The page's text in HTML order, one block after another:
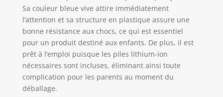
des photos en mode
portrait, paysage ou
selfie via le double
objectif. Ajoute
filtres et cadres,
puis personnalise
tes impressions
Sa couleur bleue vive attire immédiatement
l’attention et sa structure en plastique assure une
bonne résistance aux chocs, ce qui est essentiel
pour un produit destiné aux enfants. De plus, il est
prêt à l’emploi puisque les piles lithium-ion
nécessaires sont incluses, éliminant ainsi toute
complication pour les parents au moment du
déballage.